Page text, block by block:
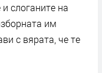
слоганите на
им
с вярата, че те